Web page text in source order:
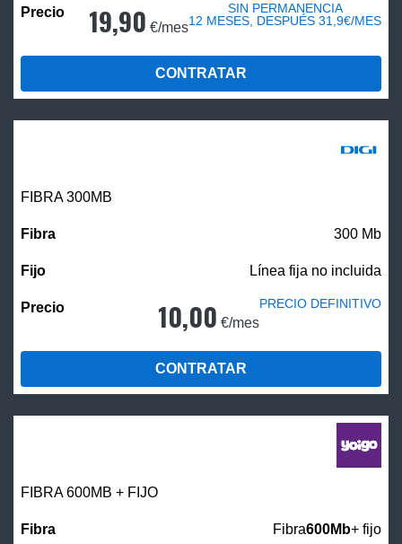
19,90 €/mes
SIN PERMANENCIA
12 MESES, DESPUÉS 31,9€/MES
CONTRATAR
FIBRA 300MB
300 Mb
Línea fija no incluida
10,00 €/mes
PRECIO DEFINITIVO
CONTRATAR
FIBRA 600MB + FIJO
Fibra600Mb+ fijo